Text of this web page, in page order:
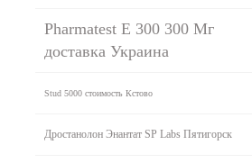
Pharmatest E 300 300 Мг
доставка Украина
Stud 5000 стоимость Кстово
Дростанолон Энантат SP Labs Пятигорск